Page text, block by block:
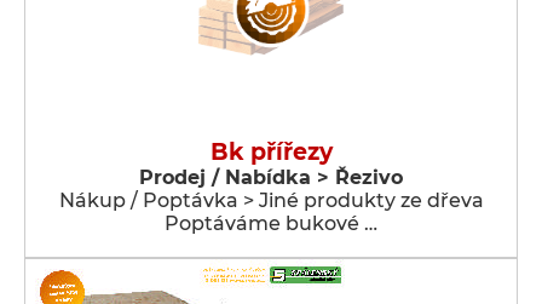
Bk přířezy
Prodej / Nabídka > Řezivo
Nákup / Poptávka > Jiné produkty ze dřeva
Poptáváme bukové …